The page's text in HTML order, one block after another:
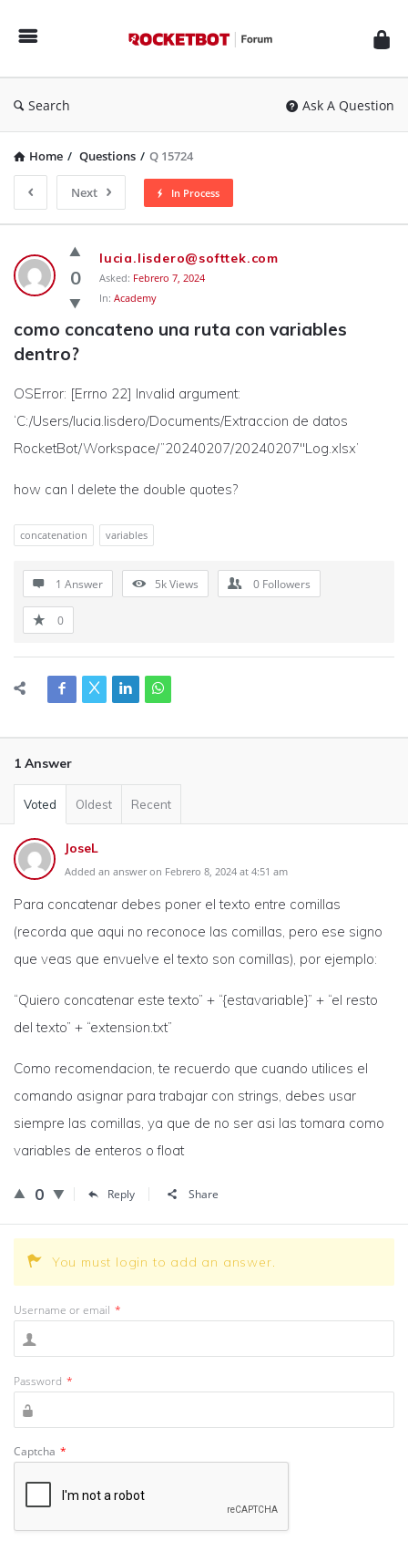
Forum
Search Ask A Question
Home / Questions / Q 15724
Next In Process
Rocketbot
Forum
Latest
Questions
0
lucia.lisdero@softtek.com
Asked: Febrero 7, 2024
In: Academy
como concateno una ruta con variables
dentro?
OSError: [Errno 22] Invalid argument:
‘C:/Users/lucia.lisdero/Documents/Extraccion de datos
RocketBot/Workspace/”20240207/20240207″Log.xlsx’
how can I delete the double quotes?
concatenation variables
1 Answer 5kViews 0 Followers
0
1 Answer
Voted Oldest Recent
JoseL
Added an answer on Febrero 8, 2024 at 4:51 am
Para concatenar debes poner el texto entre comillas
(recorda que aqui no reconoce las comillas, pero ese signo
que veas que envuelve el texto son comillas), por ejemplo:
“Quiero concatenar este texto” + “{estavariable}” + “el resto
del texto” + “extension.txt”
Como recomendacion, te recuerdo que cuando utilices el
comando asignar para trabajar con strings, debes usar
siempre las comillas, ya que de no ser asi las tomara como
variables de enteros o float
0 Reply Share
You must login to add an answer.
Username or email *
Password *
Captcha *